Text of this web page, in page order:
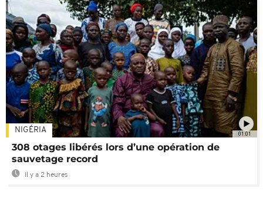
01:01
NIGÉRIA
308 otages libérés lors d’une opération de
sauvetage record
Il y a 2 heures